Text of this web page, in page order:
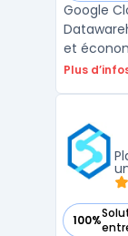
Google
et
traiter
la
Plus
100%
— voir